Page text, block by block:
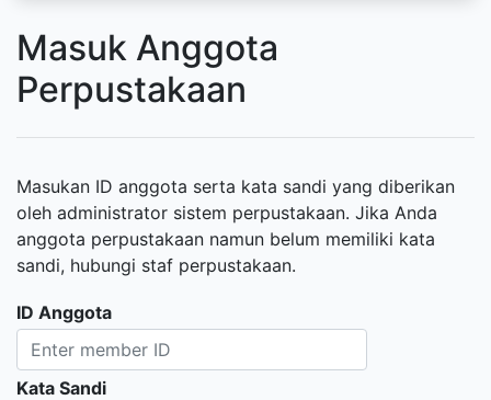
Masuk Anggota
Perpustakaan
Masukan ID anggota serta kata sandi yang diberikan
oleh administrator sistem perpustakaan. Jika Anda
anggota perpustakaan namun belum memiliki kata
sandi, hubungi staf perpustakaan.
ID Anggota
Kata Sandi